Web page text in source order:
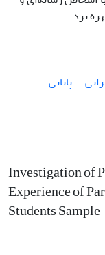
برد.
پایایی
Investigation of
Experience of
Students Sample